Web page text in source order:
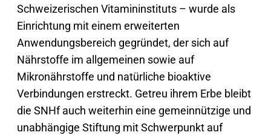
Schweizerischen Vitamininstituts – wurde als
Einrichtung mit einem erweiterten
Anwendungsbereich gegründet, der sich auf
Nährstoffe im allgemeinen sowie auf
Mikronährstoffe und natürliche bioaktive
Verbindungen erstreckt. Getreu ihrem Erbe bleibt
die SNHf auch weiterhin eine gemeinnützige und
unabhängige Stiftung mit Schwerpunkt auf